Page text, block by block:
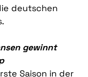
deutschen
gewinnt
Saison in der